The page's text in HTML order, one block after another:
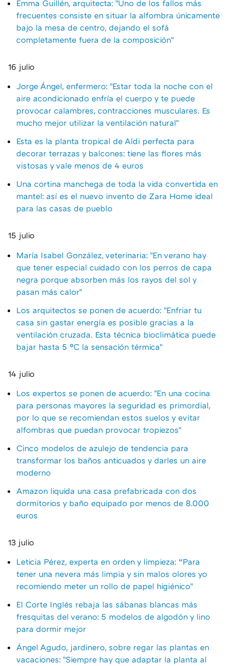
Emma Guillén, arquitecta: "Uno de los fallos más
frecuentes consiste en situar la alfombra únicamente
bajo la mesa de centro, dejando el sofá
completamente fuera de la composición"
16 julio
Jorge Ángel, enfermero: "Estar toda la noche con el
aire acondicionado enfría el cuerpo y te puede
provocar calambres, contracciones musculares. Es
mucho mejor utilizar la ventilación natural"
Esta es la planta tropical de Aldi perfecta para
decorar terrazas y balcones: tiene las flores más
vistosas y vale menos de 4 euros
Una cortina manchega de toda la vida convertida en
mantel: así es el nuevo invento de Zara Home ideal
para las casas de pueblo
15 julio
María Isabel González, veterinaria: "En verano hay
que tener especial cuidado con los perros de capa
negra porque absorben más los rayos del sol y
pasan más calor"
Los arquitectos se ponen de acuerdo: "Enfriar tu
casa sin gastar energía es posible gracias a la
ventilación cruzada. Esta técnica bioclimática puede
bajar hasta 5 ºC la sensación térmica"
14 julio
Los expertos se ponen de acuerdo: "En una cocina
para personas mayores la seguridad es primordial,
por lo que se recomiendan estos suelos y evitar
alfombras que puedan provocar tropiezos"
Cinco modelos de azulejo de tendencia para
transformar los baños anticuados y darles un aire
moderno
Amazon liquida una casa prefabricada con dos
dormitorios y baño equipado por menos de 8.000
euros
13 julio
Leticia Pérez, experta en orden y limpieza: “Para
tener una nevera más limpia y sin malos olores yo
recomiendo meter un rollo de papel higiénico"
El Corte Inglés rebaja las sábanas blancas más
fresquitas del verano: 5 modelos de algodón y lino
para dormir mejor
Ángel Agudo, jardinero, sobre regar las plantas en
vacaciones: "Siempre hay que adaptar la planta al